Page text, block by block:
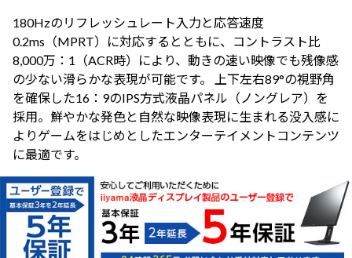
180Hzのリフレッシュレート入力と応答速度
0.2ms（MPRT）に対応するとともに、コントラスト比
8,000万：1（ACR時）により、動きの速い映像でも残像感
の少ない滑らかな表現が可能です。 上下左右89°の視野角
を確保した16：9のIPS方式液晶パネル（ノングレア）を
採用。鮮やかな発色と自然な映像表現に生まれる没入感に
よりゲームをはじめとしたエンターテイメントコンテンツ
に最適です。